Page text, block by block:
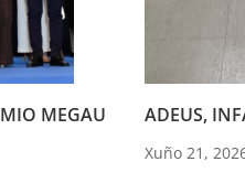
MEGAU
ADEUS,
Xuño 21,